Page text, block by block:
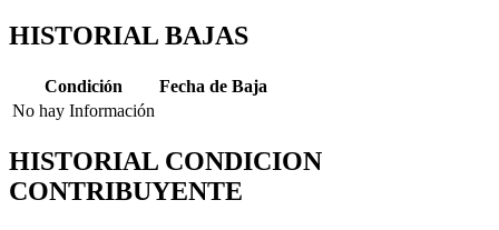
HISTORIAL BAJAS
Condición
Fecha de Baja
No hay Información
HISTORIAL CONDICION
CONTRIBUYENTE